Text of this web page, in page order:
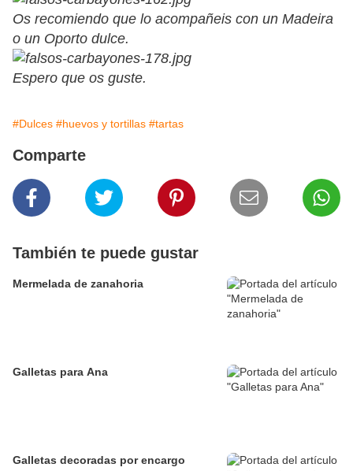
Os recomiendo que lo acompañeis con un Madeira
o un Oporto dulce.
Espero que os guste.
#Dulces #huevos y tortillas #tartas
Comparte
También te puede gustar
Mermelada de zanahoria
Galletas para Ana
Galletas decoradas por encargo